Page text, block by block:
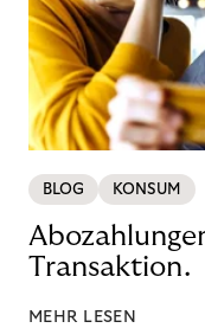
BLOG KONSUM
Transaktion.
MEHR LESEN